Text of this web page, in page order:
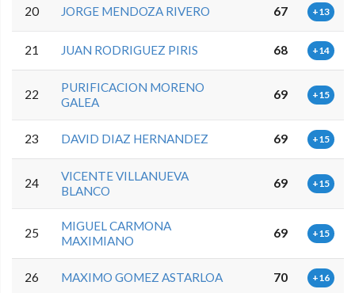
20 JORGE MENDOZA RIVERO 67 +13
21 JUAN RODRIGUEZ PIRIS 68 +14
22
PURIFICACION MORENO
GALEA
69 +15
23 DAVID DIAZ HERNANDEZ 69 +15
24
VICENTE VILLANUEVA
BLANCO
69 +15
25
MIGUEL CARMONA
MAXIMIANO
69 +15
26 MAXIMO GOMEZ ASTARLOA 70 +16